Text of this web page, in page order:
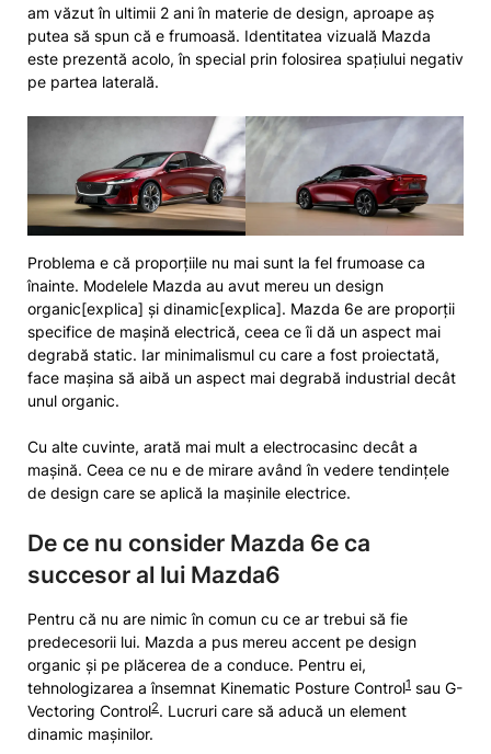
am văzut în ultimii 2 ani în materie de design, aproape aș
putea să spun că e frumoasă. Identitatea vizuală Mazda
este prezentă acolo, în special prin folosirea spațiului negativ
pe partea laterală.
Problema e că proporțiile nu mai sunt la fel frumoase ca
înainte. Modelele Mazda au avut mereu un design
organic[explica] și dinamic[explica]. Mazda 6e are proporții
specifice de mașină electrică, ceea ce îi dă un aspect mai
degrabă static. Iar minimalismul cu care a fost proiectată,
face mașina să aibă un aspect mai degrabă industrial decât
unul organic.
Cu alte cuvinte, arată mai mult a electrocasinc decât a
mașină. Ceea ce nu e de mirare având în vedere tendințele
de design care se aplică la mașinile electrice.
De ce nu consider Mazda 6e ca
succesor al lui Mazda6
Pentru că nu are nimic în comun cu ce ar trebui să fie
predecesorii lui. Mazda a pus mereu accent pe design
organic și pe plăcerea de a conduce. Pentru ei,
tehnologizarea a însemnat Kinematic Posture Control1 sau G-
Vectoring Control2. Lucruri care să aducă un element
dinamic mașinilor.